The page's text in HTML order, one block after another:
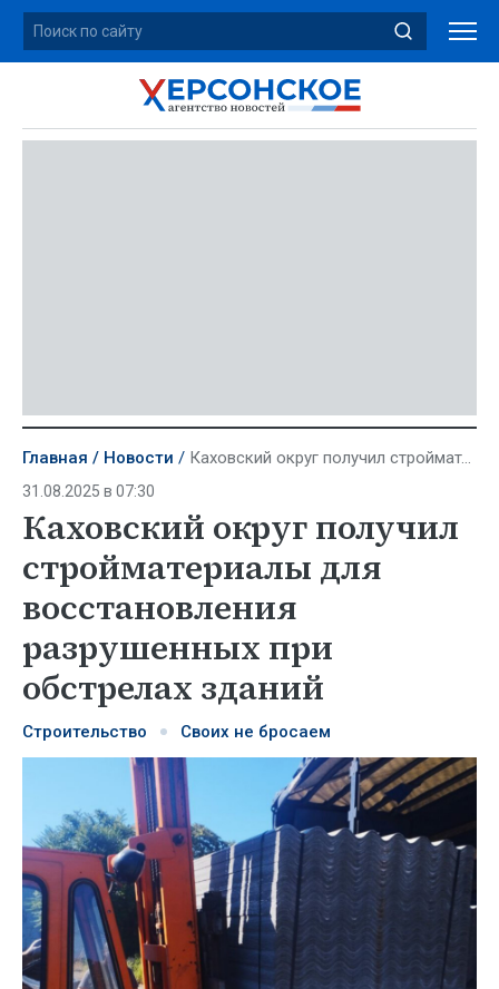
Главная Новости Каховский округ получил стройматериалы для восстановления разрушенных при обстрелах зданий
31.08.2025 в 07:30
Каховский округ получил
стройматериалы для
восстановления
разрушенных при
обстрелах зданий
Строительство Своих не бросаем